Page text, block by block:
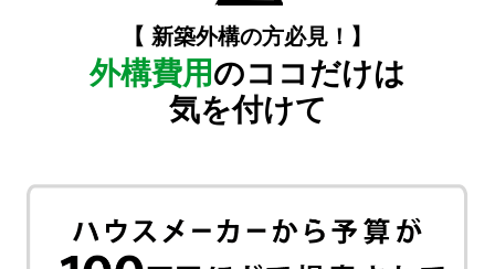
【 新築外構の方必見！】
外構費用のココだけは
気を付けて